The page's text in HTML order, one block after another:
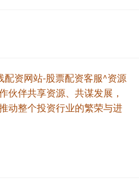
资网站-股票配资客服^资源
伙伴共享资源、共谋发展，
动整个投资行业的繁荣与进